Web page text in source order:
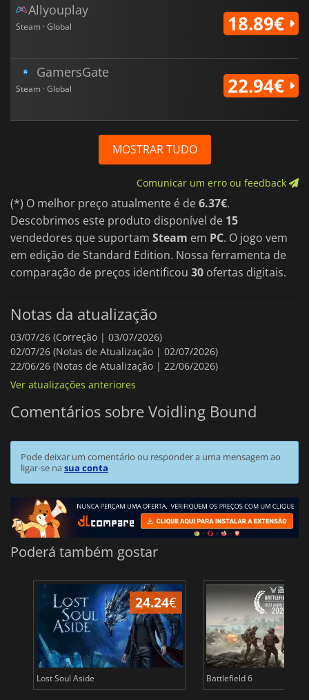
Allyouplay
Steam · Global 18.89€
GamersGate
Steam · Global 22.94€
MOSTRAR TUDO
Comunicar um erro ou feedback
(*) O melhor preço atualmente é de6.37€.
Descobrimos este produto disponível de 15
vendedores que suportam Steam em PC. O jogo vem
em edição de Standard Edition. Nossa ferramenta de
comparação de preços identificou 30 ofertas digitais.
Notas da atualização
03/07/26 (Correção | 03/07/2026)
02/07/26 (Notas de Atualização | 02/07/2026)
22/06/26 (Notas de Atualização | 22/06/2026)
Ver atualizações anteriores
Comentários sobre Voidling Bound
Pode deixar um comentário ou responder a uma mensagem ao
ligar-se nasua conta
Poderá também gostar
24.24€
Lost Soul Aside Battlefield 6